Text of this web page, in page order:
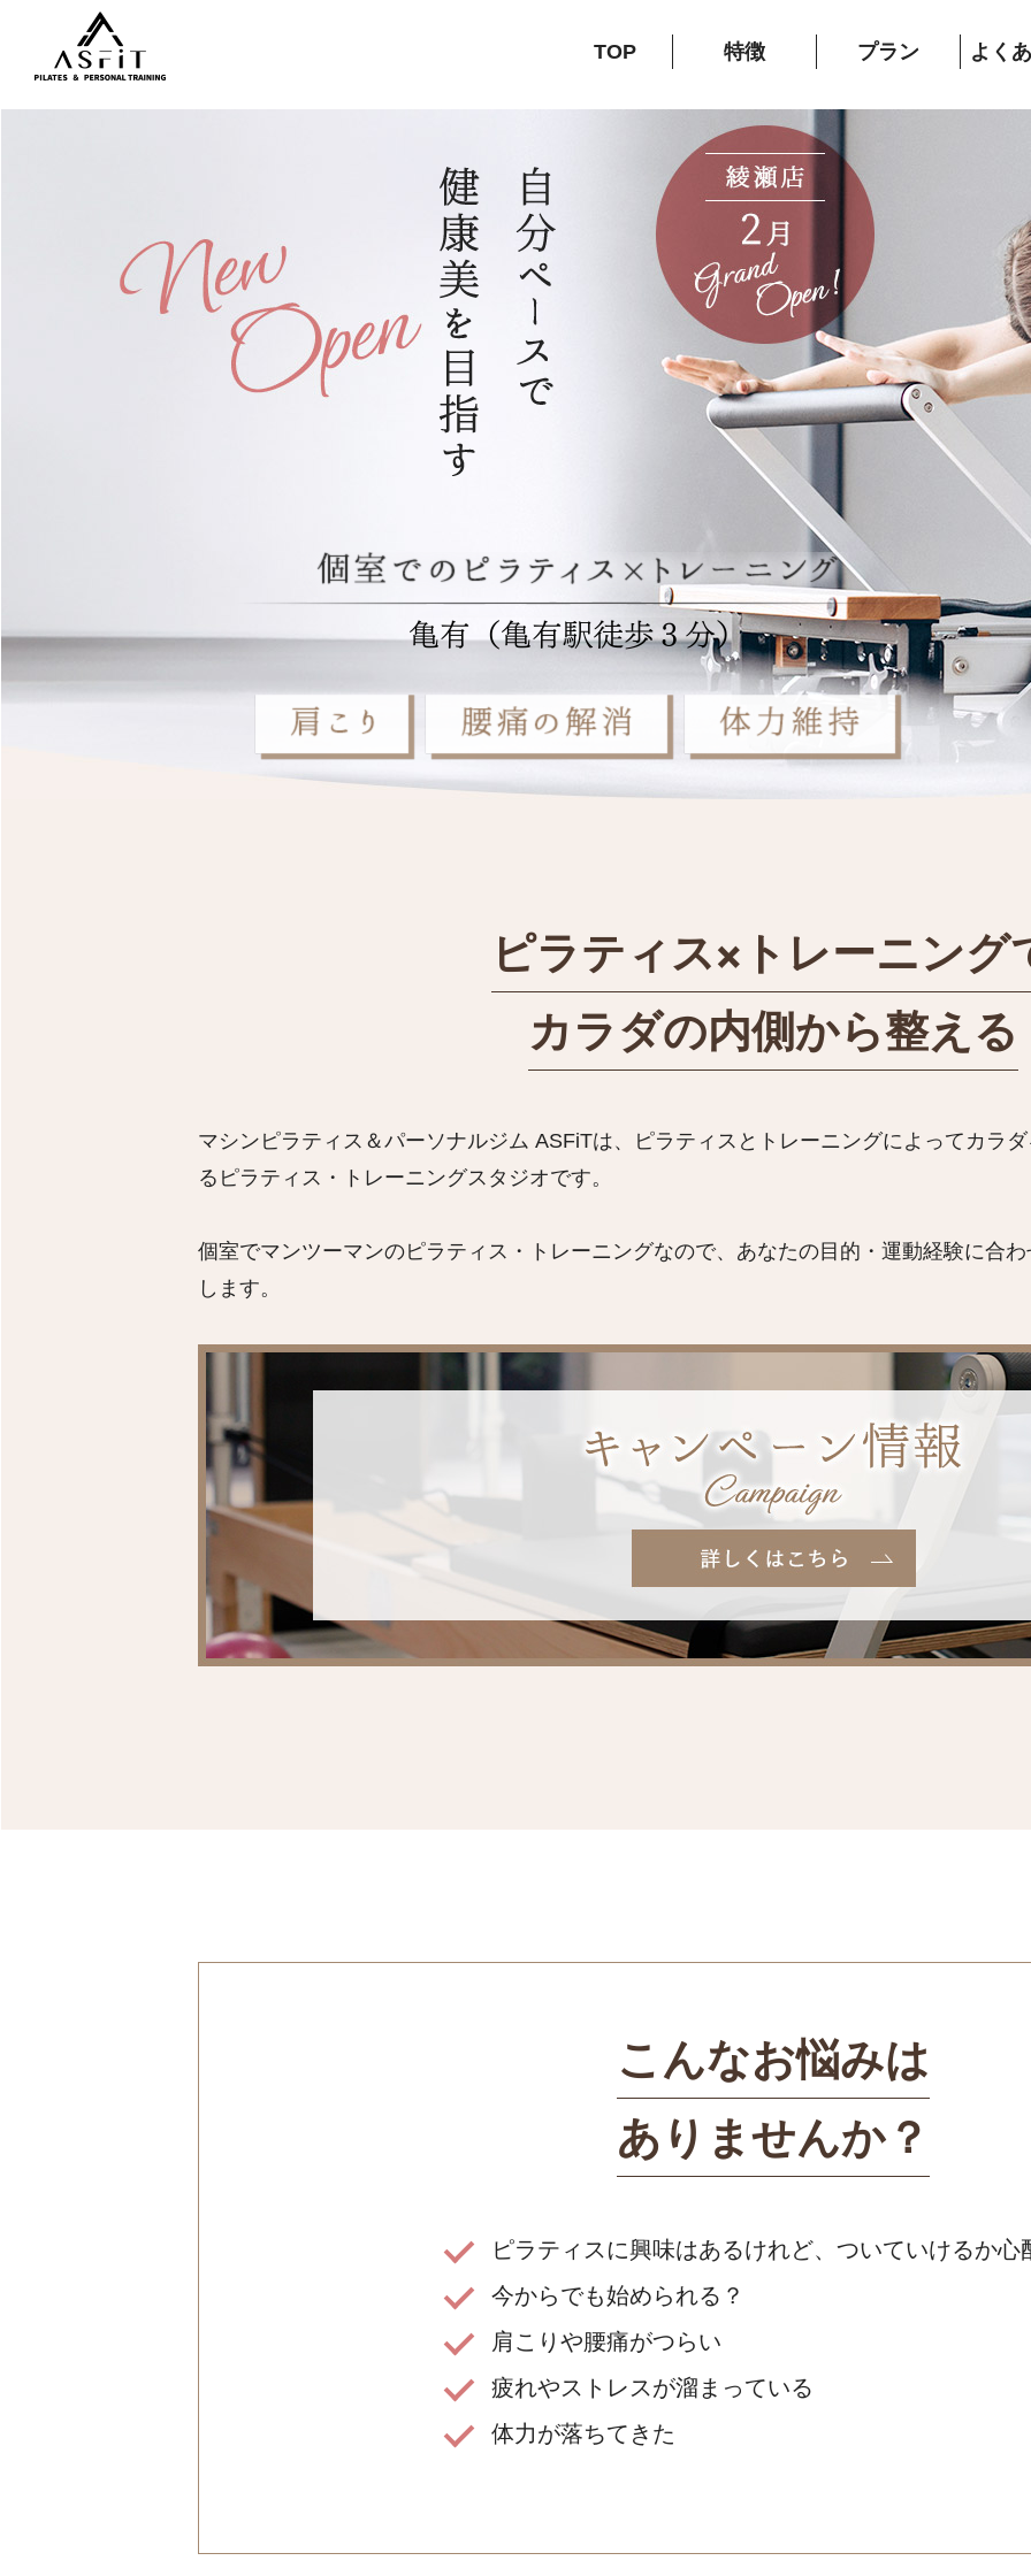
TOP 特徴 プラン よく
ピラティス×トレーニング
カラダの内側から整える
マシンピラティス＆パーソナルジム ASFiTは、ピラティスとトレーニングによってカラ
るピラティス・トレーニングスタジオです。
個室でマンツーマンのピラティス・トレーニングなので、あなたの目的・運動経験に合
します。
こんなお悩みは
ありませんか？
ピラティスに興味はあるけれど、ついていけるか心
今からでも始められる？
肩こりや腰痛がつらい
疲れやストレスが溜まっている
体力が落ちてきた